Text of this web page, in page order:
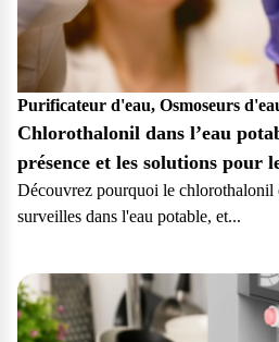
Purificateur d'eau, Osmoseurs
Chlorothalonil dans l’eau
présence et les solutions pour
Découvrez pourquoi le chlorothalonil
surveilles dans l'eau potable, et...